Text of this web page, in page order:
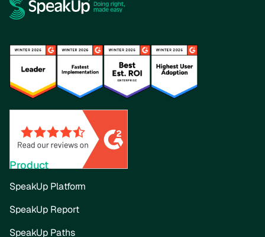
Product
SpeakUp Platform
SpeakUp Report
SpeakUp Paths